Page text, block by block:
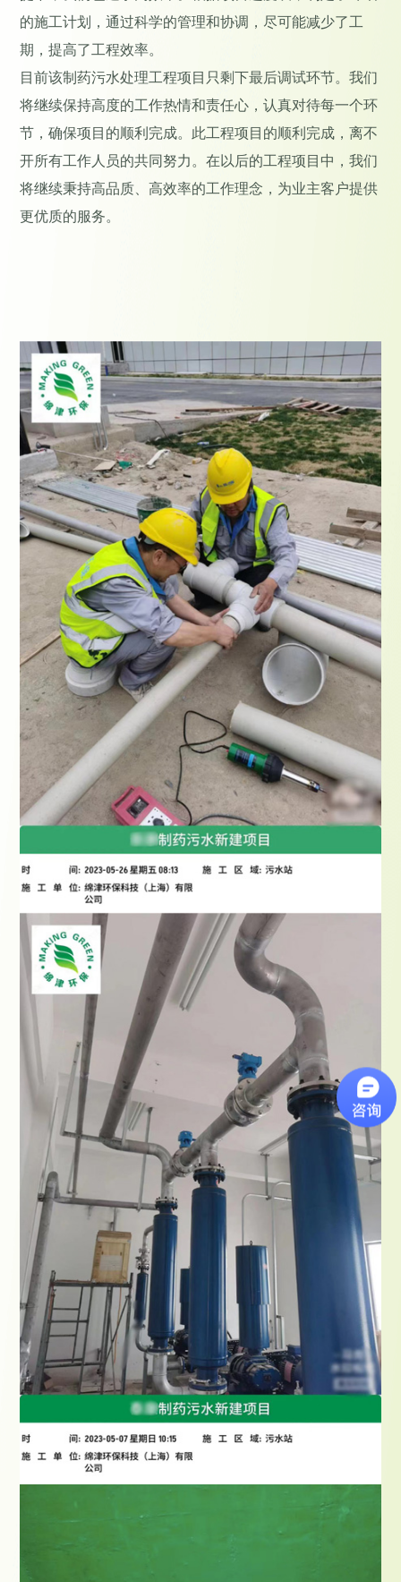
的施工计划，通过科学的管理和协调，尽可能减少了工
期，提高了工程效率。
目前该制药污水处理工程项目只剩下最后调试环节。我们
将继续保持高度的工作热情和责任心，认真对待每一个环
节，确保项目的顺利完成。此工程项目的顺利完成，离不
开所有工作人员的共同努力。在以后的工程项目中，我们
将继续秉持高品质、高效率的工作理念，为业主客户提供
更优质的服务。